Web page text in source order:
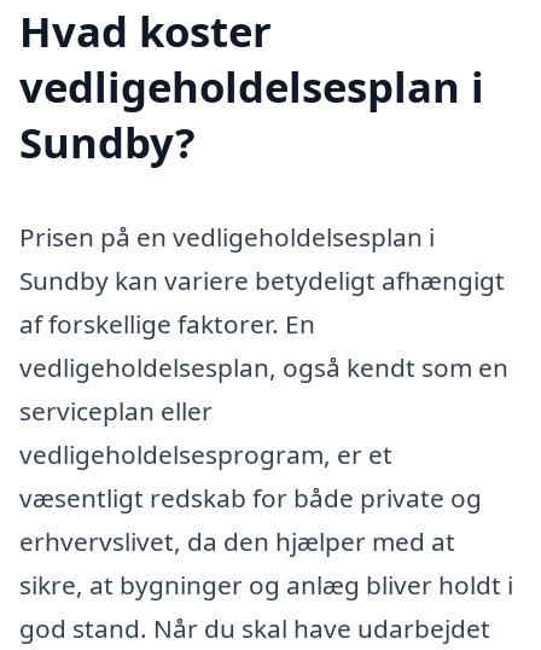
Hvad koster
vedligeholdelsesplan i
Sundby?
Prisen på en vedligeholdelsesplan i
Sundby kan variere betydeligt afhængigt
af forskellige faktorer. En
vedligeholdelsesplan, også kendt som en
serviceplan eller
vedligeholdelsesprogram, er et
væsentligt redskab for både private og
erhvervslivet, da den hjælper med at
sikre, at bygninger og anlæg bliver holdt i
god stand. Når du skal have udarbejdet